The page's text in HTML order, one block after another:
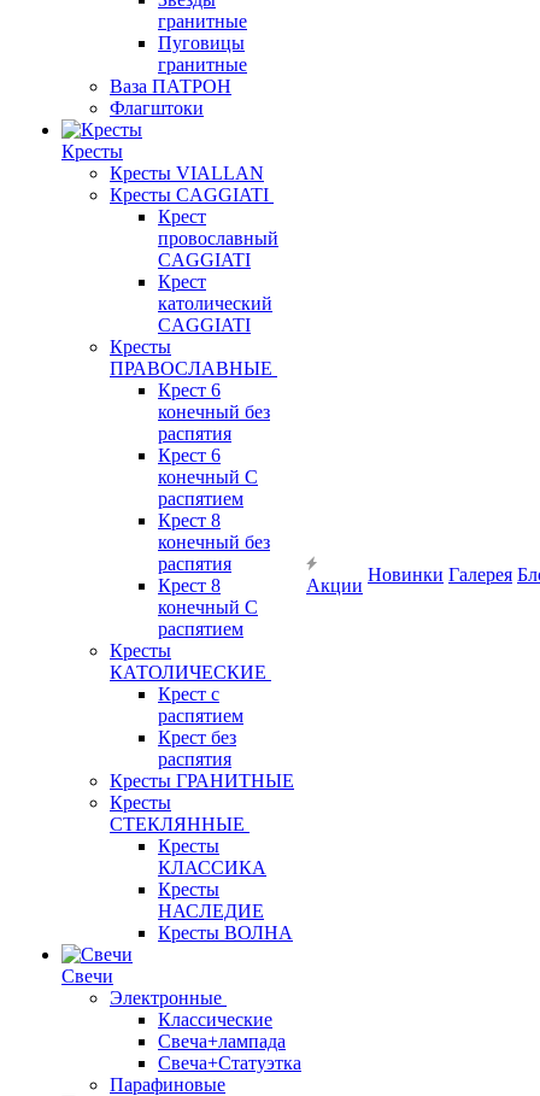
гранитные
Пуговицы
гранитные
Ваза ПАТРОН
Флагштоки
Кресты
Кресты VIALLAN
Кресты CAGGIATI
Крест
провославный
CAGGIATI
Крест
католический
CAGGIATI
Кресты
ПРАВОСЛАВНЫЕ
Крест 6
конечный без
распятия
Крест 6
конечный С
распятием
Крест 8
конечный без
распятия
Крест 8
конечный С
распятием
Кресты
КАТОЛИЧЕСКИЕ
Крест с
распятием
Крест без
распятия
Кресты ГРАНИТНЫЕ
Кресты
СТЕКЛЯННЫЕ
Кресты
КЛАССИКА
Кресты
НАСЛЕДИЕ
Кресты ВОЛНА
Свечи
Электронные
Классические
Свеча+лампада
Свеча+Статуэтка
Парафиновые
Акции
Новинки Галерея